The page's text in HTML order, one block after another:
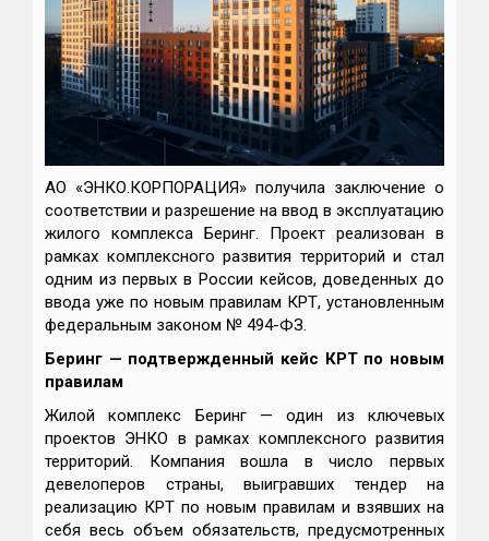
АО «ЭНКО.КОРПОРАЦИЯ» получила заключение о
соответствии и разрешение на ввод в эксплуатацию
жилого комплекса Беринг. Проект реализован в
рамках комплексного развития территорий и стал
одним из первых в России кейсов, доведенных до
ввода уже по новым правилам КРТ, установленным
федеральным законом № 494-ФЗ.
Беринг — подтвержденный кейс КРТ по новым
правилам
Жилой комплекс Беринг — один из ключевых
проектов ЭНКО в рамках комплексного развития
территорий. Компания вошла в число первых
девелоперов страны, выигравших тендер на
реализацию КРТ по новым правилам и взявших на
себя весь объем обязательств, предусмотренных